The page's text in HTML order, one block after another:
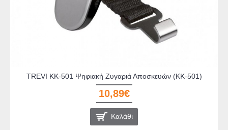
TREVI KK-501 Ψηφιακή Ζυγαριά Αποσκευών (KK-501)
10,89€
Καλάθι